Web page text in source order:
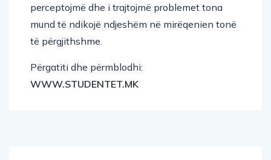
perceptojmë dhe i trajtojmë problemet tona
mund të ndikojë ndjeshëm në mirëqenien tonë
të përgjithshme.
Përgatiti dhe përmblodhi:
WWW.STUDENTET.MK